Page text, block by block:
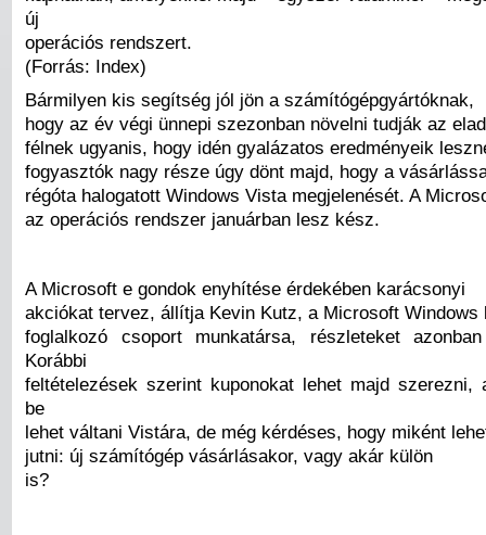
új
operációs rendszert.
(Forrás: Index)
Bármilyen kis segítség jól jön a számítógépgyártóknak,
hogy az év végi ünnepi szezonban növelni tudják az
félnek ugyanis, hogy idén gyalázatos eredményeik
fogyasztók nagy része úgy dönt majd, hogy a
régóta halogatott Windows Vista megjelenését. A
az operációs rendszer januárban lesz kész.
A Microsoft e gondok enyhítése érdekében karácsonyi
akciókat tervez, állítja Kevin Kutz, a Microsoft Windows
foglalkozó csoport munkatársa, részleteket
Korábbi
feltételezések szerint kuponokat lehet majd szerezni,
be
lehet váltani Vistára, de még kérdéses, hogy miként
jutni: új számítógép vásárlásakor, vagy akár külön
is?